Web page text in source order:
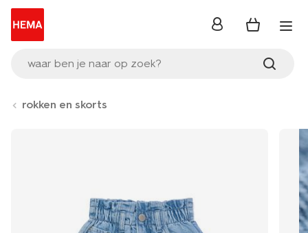
waar ben je naar op zoek?
inloggen
rokken en skorts